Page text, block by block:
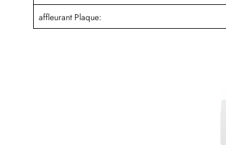
affleurant Plaque: